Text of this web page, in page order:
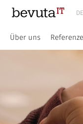
DE
Über uns